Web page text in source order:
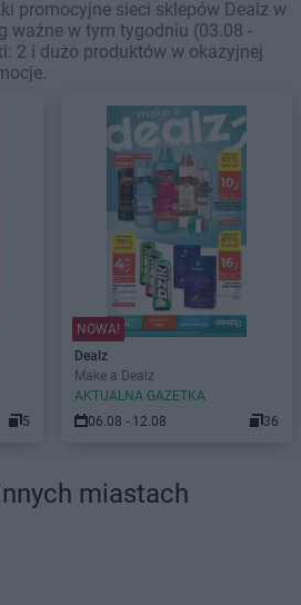
promocyjne sieci sklepów Dealz w
ważne w tym tygodniu (03.08 -
2 i dużo produktów w okazyjnej
5
NOWA!
Dealz
Make a Dealz
AKTUALNA GAZETKA
06.08 - 12.08
36
miastach